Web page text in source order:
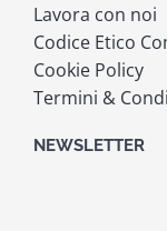
Lavora con noi
Codice Etico
Cookie Policy
Termini &
NEWSLETTER